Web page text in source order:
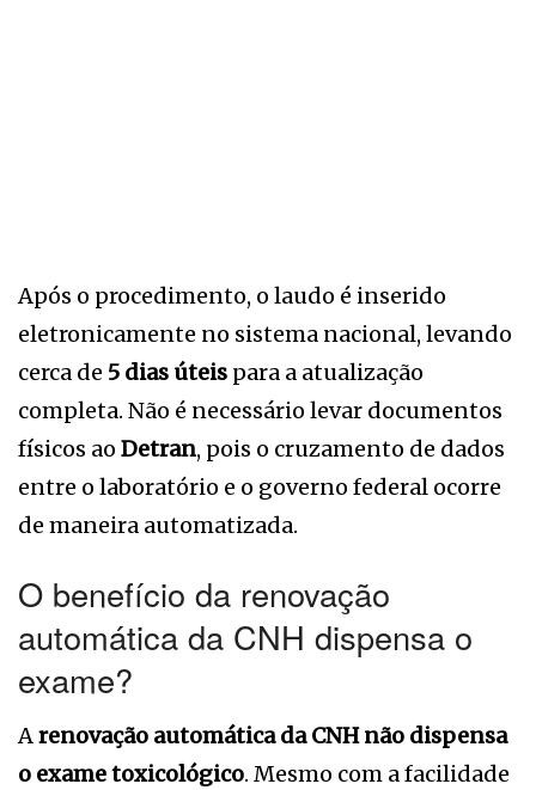
Após o procedimento, o laudo é inserido
eletronicamente no sistema nacional, levando
cerca de 5 dias úteis para a atualização
completa. Não é necessário levar documentos
físicos ao Detran, pois o cruzamento de dados
entre o laboratório e o governo federal ocorre
de maneira automatizada.
O benefício da renovação
automática da CNH dispensa o
exame?
Arenovação automática da CNH não dispensa
o exame toxicológico. Mesmo com a facilidade